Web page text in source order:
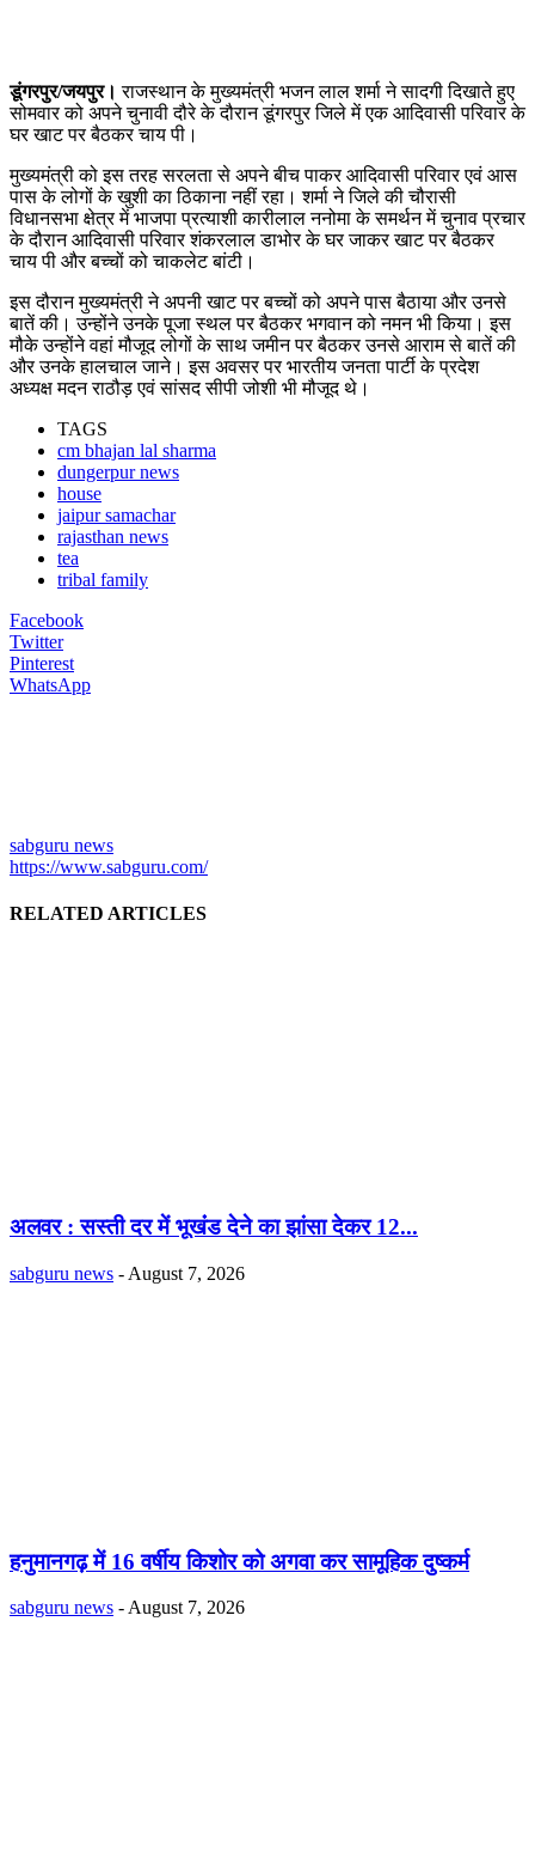
डूंगरपुर/जयपुर। राजस्थान के मुख्यमंत्री भजन लाल शर्मा ने सादगी दिखाते हुए
सोमवार को अपने चुनावी दौरे के दौरान डूंगरपुर जिले में एक आदिवासी परिवार के
घर खाट पर बैठकर चाय पी।
मुख्यमंत्री को इस तरह सरलता से अपने बीच पाकर आदिवासी परिवार एवं आस
पास के लोगों के खुशी का ठिकाना नहीं रहा। शर्मा ने जिले की चौरासी
विधानसभा क्षेत्र में भाजपा प्रत्याशी कारीलाल ननोमा के समर्थन में चुनाव प्रचार
के दौरान आदिवासी परिवार शंकरलाल डाभोर के घर जाकर खाट पर बैठकर
चाय पी और बच्चों को चाकलेट बांटी।
इस दौरान मुख्यमंत्री ने अपनी खाट पर बच्चों को अपने पास बैठाया और उनसे
बातें की। उन्होंने उनके पूजा स्थल पर बैठकर भगवान को नमन भी किया। इस
मौके उन्होंने वहां मौजूद लोगों के साथ जमीन पर बैठकर उनसे आराम से बातें की
और उनके हालचाल जाने। इस अवसर पर भारतीय जनता पार्टी के प्रदेश
अध्यक्ष मदन राठौड़ एवं सांसद सीपी जोशी भी मौजूद थे।
TAGS
cm bhajan lal sharma
dungerpur news
house
jaipur samachar
rajasthan news
tea
tribal family
Facebook
Twitter
Pinterest
WhatsApp
sabguru news
https://www.sabguru.com/
RELATED ARTICLES
अलवर : सस्ती दर में भूखंंड देने का झांसा देकर 12...
sabguru news - August 7, 2026
हनुमानगढ़ में 16 वर्षीय किशोर को अगवा कर सामूहिक दुष्कर्म
sabguru news - August 7, 2026